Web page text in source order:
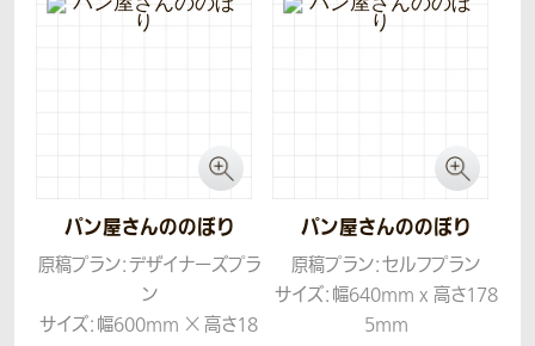
パン屋さんののぼり
原稿プラン：デザイナーズプラ
ン
サイズ：幅600mm × 高さ18
パン屋さんののぼり
原稿プラン：セルフプラン
サイズ：幅640mm x 高さ178
5mm